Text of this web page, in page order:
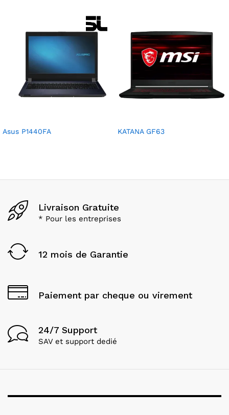
Asus P1440FA KATANA GF63
Livraison Gratuite
* Pour les entreprises
12 mois de Garantie
Paiement par cheque ou virement
24/7 Support
SAV et support dedié